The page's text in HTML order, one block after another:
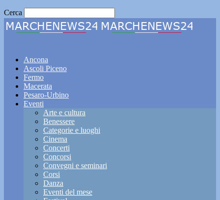
Cerca
Ancona
Ascoli Piceno
Fermo
Macerata
Pesaro-Urbino
Eventi
Arte e cultura
Benessere
Categorie e luoghi
Cinema
Concerti
Concorsi
Convegni e seminari
Corsi
Danza
Eventi del mese